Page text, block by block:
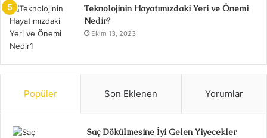
Teknolojinin Hayatımızdaki Yeri ve Önemi
Nedir?
Ekim 13, 2023
Popüler Son Eklenen Yorumlar
Saç Dökülmesine İyi Gelen Yiyecekler